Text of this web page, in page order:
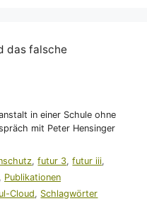
das falsche
in einer Schule ohne
mit Peter Hensinger
,futur 3,futur iii,
, Publikationen
Cloud, Schlagwörter